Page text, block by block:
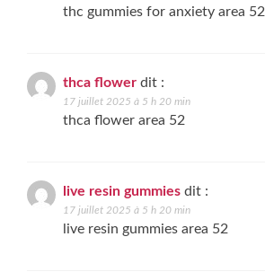
thc gummies for anxiety area 52
thca flower dit :
17 juillet 2025 à 5 h 20 min
thca flower area 52
live resin gummies dit :
17 juillet 2025 à 5 h 20 min
live resin gummies area 52